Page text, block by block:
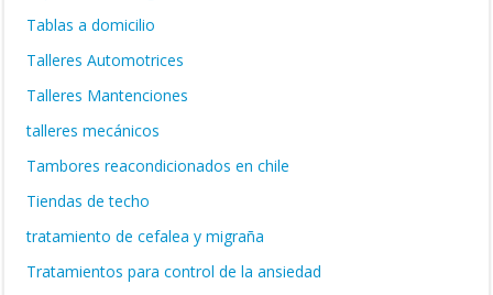
Tablas a domicilio
Talleres Automotrices
Talleres Mantenciones
talleres mecánicos
Tambores reacondicionados en chile
Tiendas de techo
tratamiento de cefalea y migraña
Tratamientos para control de la ansiedad